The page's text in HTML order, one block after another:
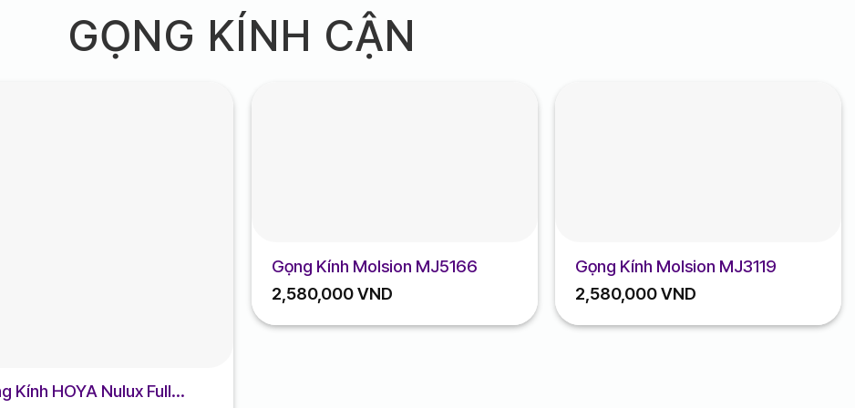
GỌNG KÍNH CẬN
Kính HOYA Nulux Full
Gọng Kính Molsion MJ5166
2,580,000VND
Gọng Kính Molsion MJ3119
2,580,000VND